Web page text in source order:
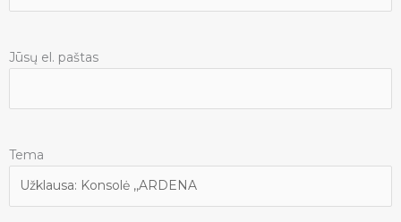
Jūsų el. paštas
Tema